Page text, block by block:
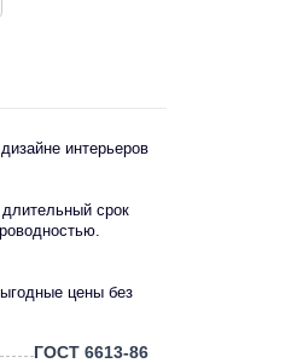
интерьеров
срок
цены без
ГОСТ 6613-86